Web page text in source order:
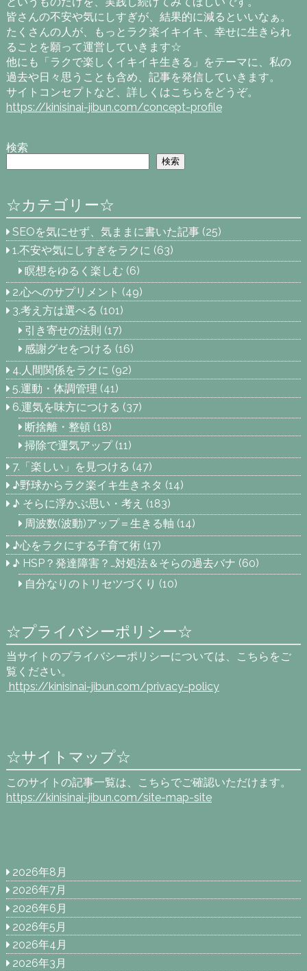
皆さんの不安や気にしすぎが、結果的に減るといいなぁ。
たくさんの人が、もっとラク楽イキイキ、幸せに生きられ
ることを願って運営していきます☆
他にも「ラクで楽しくイキイキ生きる」をテーマに、私の
過去や日々思うことも含め、記事を発信していきます。
サイトコンセプトなど、詳しくはこちらをどうぞ。
https://kinisinai-jibun.com/concept-profile
検索
検索
☆カテゴリー☆
SEOを気にせず、気ままに書いた記事 (25)
1.不安や気にしすぎをラクに (63)
瞑想をゆるく楽しむ (6)
2.心へのサプリメント (49)
3.考え方は選べる (101)
引き寄せの法則 (17)
感謝グセをつける (16)
4.人間関係をラクに (92)
5.運動・体調管理 (41)
6.運気を味方につける (37)
断捨離・整頓(18)
掃除で運気アップ(11)
7.「楽しい」を見つける (47)
♪野球からラク楽イキ生きネタ (14)
♪ そらに浮かぶ思い・考え (183)
周波数(波動)アップ＝生きる軸 (14)
♪心をラクにする子育て術 (17)
♪ HSP？発達障害？…対処法＆そらの過去バナ (60)
自分なりのトリセツづくり (10)
☆プライバシーポリシー☆
当サイトのプライバシーポリシーについては、こちらをご
覧ください。
https://kinisinai-jibun.com/privacy-policy
☆サイトマップ☆
このサイトの記事一覧は、こちらでご確認いただけます。
https://kinisinai-jibun.com/site-map-site
2026年8月
2026年7月
2026年6月
2026年5月
2026年4月
2026年3月